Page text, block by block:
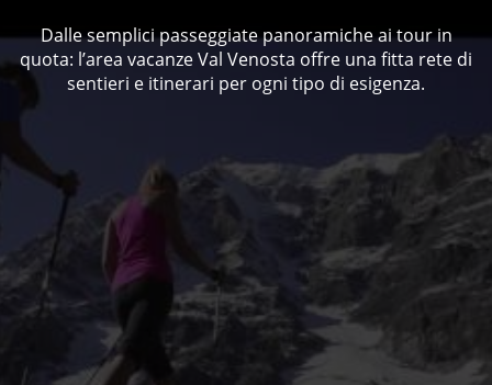
Dalle semplici passeggiate panoramiche ai tour in
quota: l’area vacanze Val Venosta offre una fitta rete di
sentieri e itinerari per ogni tipo di esigenza.